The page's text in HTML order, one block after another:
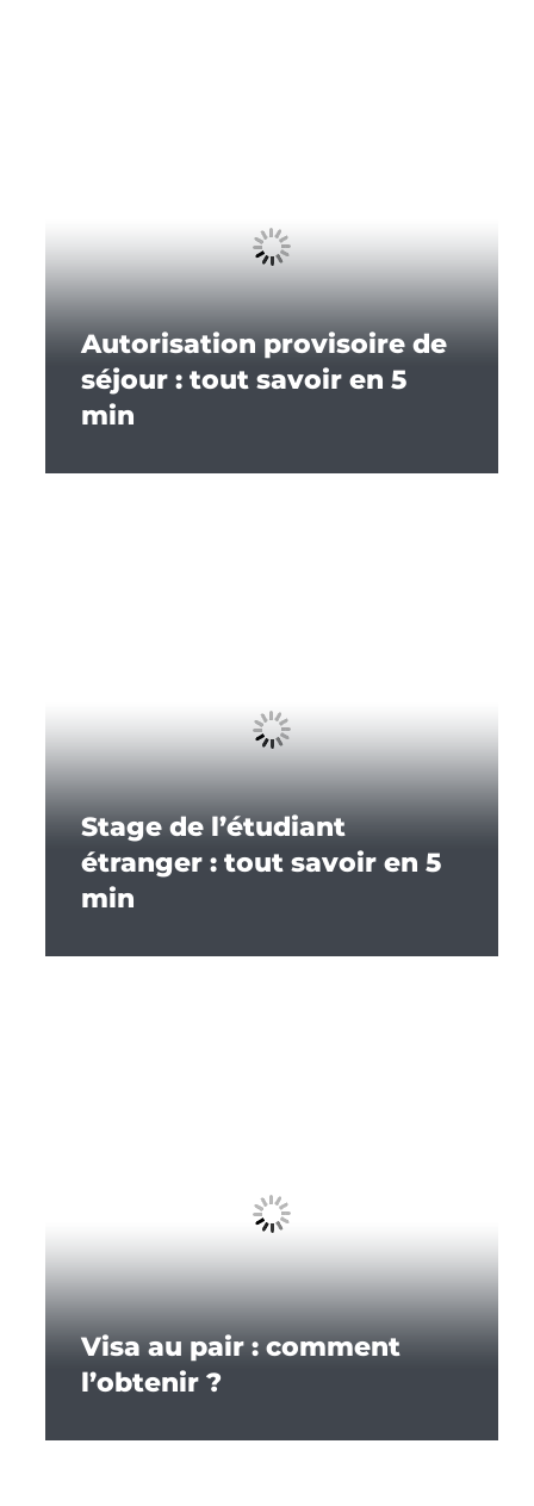
Autorisation provisoire de
séjour : tout savoir en 5
min
Stage de l’étudiant
étranger : tout savoir en 5
min
Visa au pair : comment
l’obtenir ?